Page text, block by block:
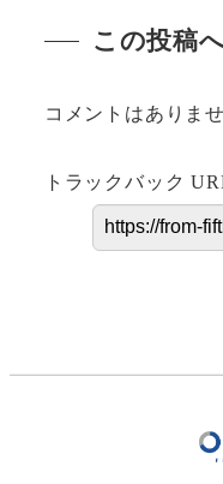
この投稿
コメントはありませ
トラックバック